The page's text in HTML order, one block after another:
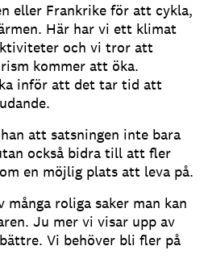
eller Frankrike för att cykla,
Här har vi ett klimat
och vi tror att
kommer att öka.
inför att det tar tid att
att satsningen inte bara
också bidra till att fler
en möjlig plats att leva på.
många roliga saker man kan
Ju mer vi visar upp av
Vi behöver bli fler på